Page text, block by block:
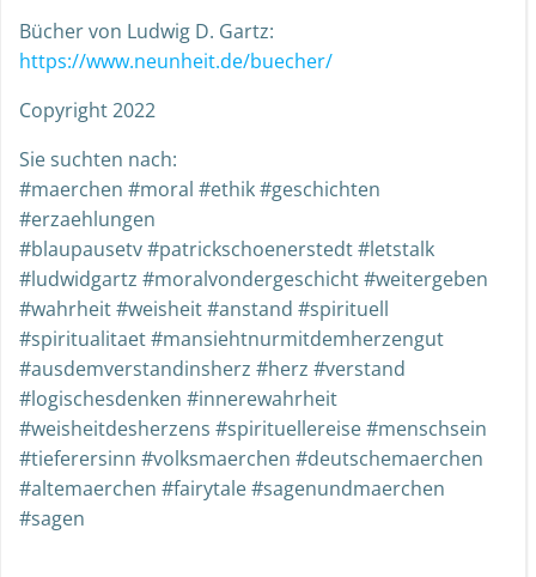
Bücher von Ludwig D. Gartz:
https://www.neunheit.de/buecher/
Copyright 2022
Sie suchten nach:
#maerchen #moral #ethik #geschichten
#erzaehlungen
#blaupausetv #patrickschoenerstedt #letstalk
#ludwidgartz #moralvondergeschicht #weitergeben
#wahrheit #weisheit #anstand #spirituell
#spiritualitaet #mansiehtnurmitdemherzengut
#ausdemverstandinsherz #herz #verstand
#logischesdenken #innerewahrheit
#weisheitdesherzens #spirituellereise #menschsein
#tieferersinn #volksmaerchen #deutschemaerchen
#altemaerchen #fairytale #sagenundmaerchen
#sagen